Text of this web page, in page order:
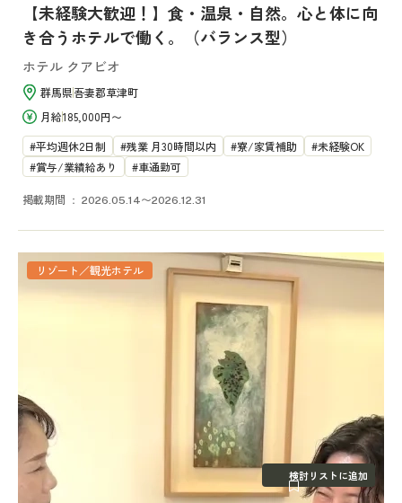
【未経験大歓迎！】食・温泉・自然。心と体に向
き合うホテルで働く。（バランス型）
ホテル クアビオ
群馬県吾妻郡草津町
月給185,000円〜
平均週休2日制
残業 月30時間以内 寮/家賃補助
未経験OK
賞与/業績給あり
車通勤可
掲載期間 2026.05.14〜2026.12.31
リゾート／観光ホテル
検討リストに追加